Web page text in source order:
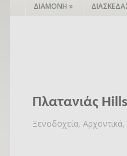
ΔΙΑΜΟΝΗ »
Πλατανιάς
Ξενοδοχεία,